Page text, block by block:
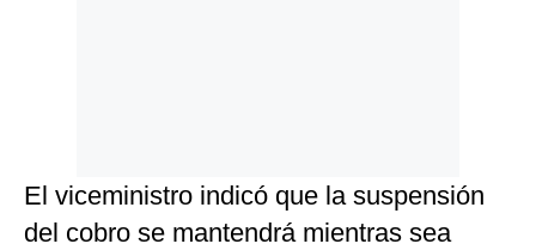
El viceministro indicó que la suspensión
del cobro se mantendrá mientras sea